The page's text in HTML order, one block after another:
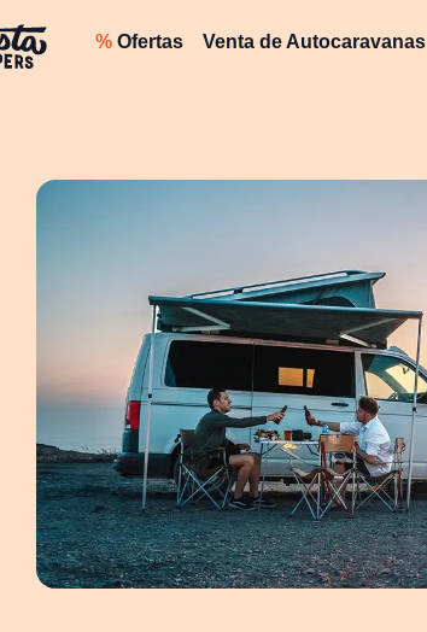
% Ofertas Venta de Autocaravanas